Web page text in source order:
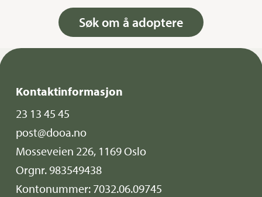
Søk om å adoptere
Kontaktinformasjon
23 13 45 45
post@dooa.no
Mosseveien 226, 1169 Oslo
Orgnr. 983549438
Kontonummer: 7032.06.09745